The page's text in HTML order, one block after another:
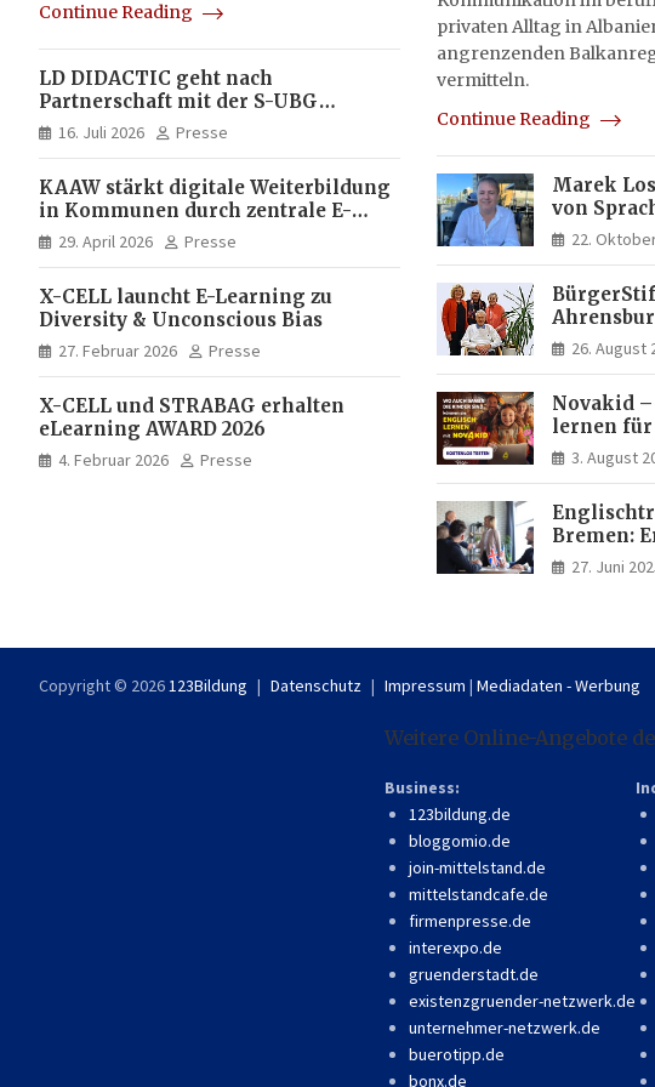
Continue Reading
LD DIDACTIC geht nach
Partnerschaft mit der S-UBG
vollständig in Unternehmerhand
16. Juli 2026 Presse
KAAW stärkt digitale Weiterbildung
in Kommunen durch zentrale E-
Learning Plattform von X-CELL
29. April 2026 Presse
X-CELL launcht E-Learning zu
Diversity & Unconscious Bias
27. Februar 2026 Presse
X-CELL und STRABAG erhalten
eLearning AWARD 2026
4. Februar 2026 Presse
privaten Alltag in
angrenzenden
vermitteln.
Continue Reading
Marek
von
Moose,
Italia und
Experte
Brasilien
22.
fördert
Frauen
26. August
Novakid
lernen
gemacht
3. August
Bremen:
zugänglich
27. Juni
Copyright © 2026123Bildung Datenschutz Impressum | Mediadaten - Werbung
Weitere Online-Angebote
Business:
123bildung.de
bloggomio.de
join-mittelstand.de
mittelstandcafe.de
firmenpresse.de
interexpo.de
gruenderstadt.de
existenzgruender-netzwerk.de
unternehmer-netzwerk.de
buerotipp.de
bonx.de